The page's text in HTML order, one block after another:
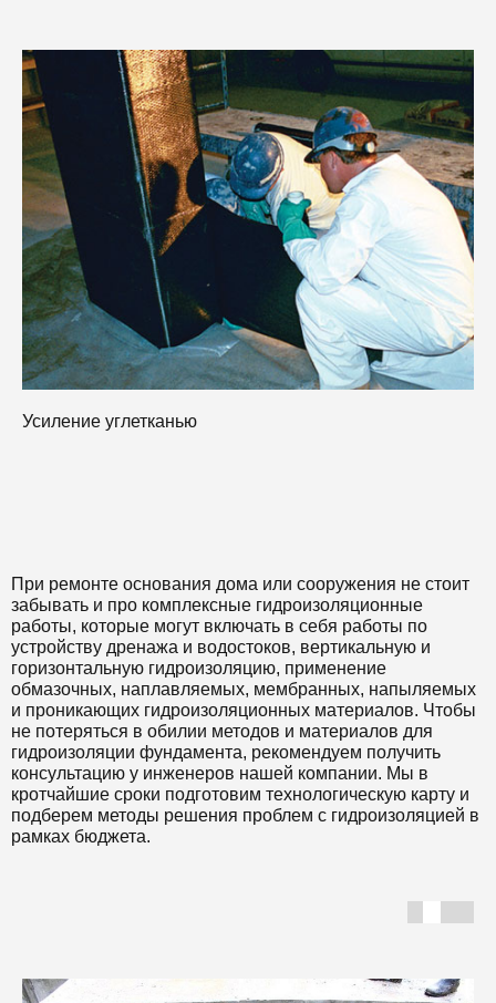
Усиление углетканью
При ремонте основания дома или сооружения не стоит
забывать и про комплексные гидроизоляционные
работы, которые могут включать в себя работы по
устройству дренажа и водостоков, вертикальную и
горизонтальную гидроизоляцию, применение
обмазочных, наплавляемых, мембранных, напыляемых
и проникающих гидроизоляционных материалов. Чтобы
не потеряться в обилии методов и материалов для
гидроизоляции фундамента, рекомендуем получить
консультацию у инженеров нашей компании. Мы в
кротчайшие сроки подготовим технологическую карту и
подберем методы решения проблем с гидроизоляцией в
рамках бюджета.